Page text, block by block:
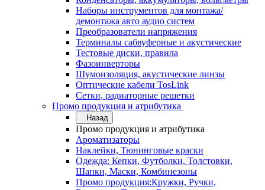
Наборы инструментов для монтажа/
демонтажа авто аудио систем
Преобразователи напряжения
Терминалы сабвуферные и акустические
Тестовые диски, правила
Фазоинверторы
Шумоизоляция, акустические линзы
Оптические кабели TosLink
Сетки, радиаторные решетки
Промо продукция и атрибутика
Назад
Промо продукция и атрибутика
Ароматизаторы
Наклейки, Тюнинговые краски
Одежда: Кепки, Футболки, Толстовки,
Шапки, Маски, Комбинезоны
Промо продукция:Кружки, Ручки,